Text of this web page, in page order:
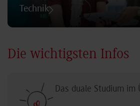
Technik
Die wichtigsten Infos
Das duale Studium im